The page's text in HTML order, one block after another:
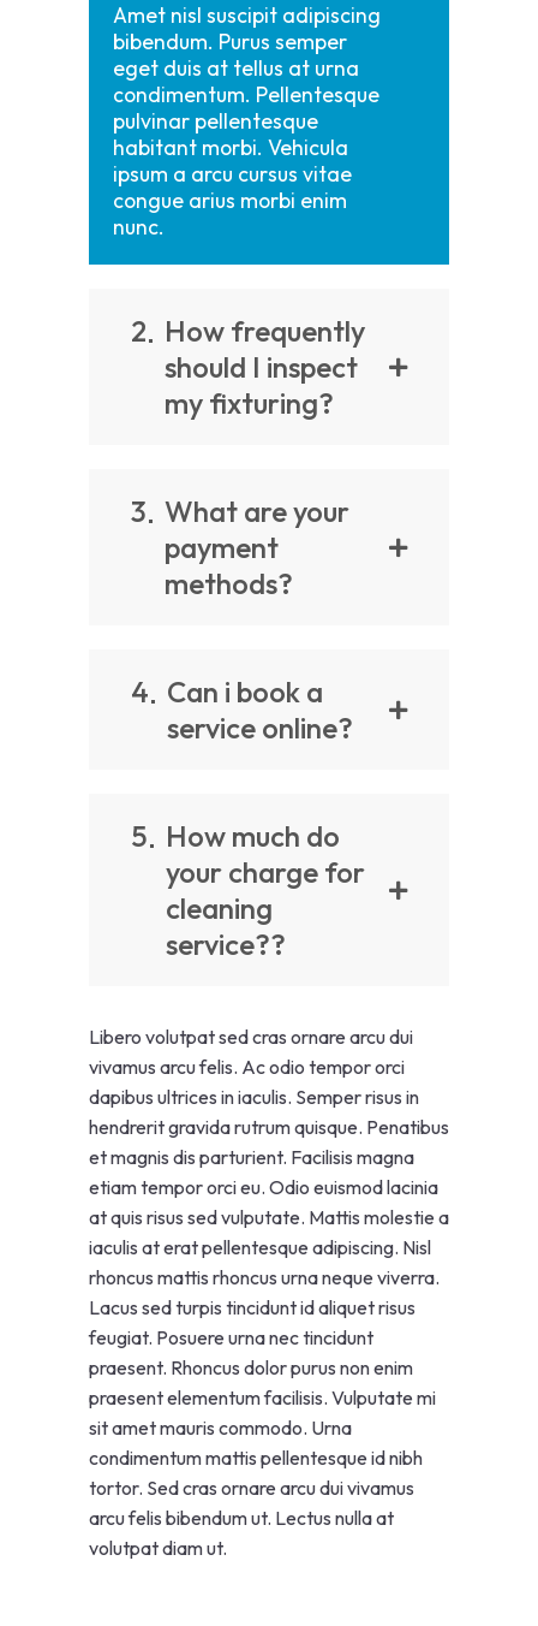
Amet nisl suscipit adipiscing
bibendum. Purus semper
eget duis at tellus at urna
condimentum. Pellentesque
pulvinar pellentesque
habitant morbi. Vehicula
ipsum a arcu cursus vitae
congue arius morbi enim
nunc.
2 How frequently
should I inspect
my fixturing?
3 What are your
payment
methods?
4 Can i book a
service online?
5 How much do
your charge for
cleaning
service??
Libero volutpat sed cras ornare arcu dui
vivamus arcu felis. Ac odio tempor orci
dapibus ultrices in iaculis. Semper risus in
hendrerit gravida rutrum quisque. Penatibus
et magnis dis parturient. Facilisis magna
etiam tempor orci eu. Odio euismod lacinia
at quis risus sed vulputate. Mattis molestie a
iaculis at erat pellentesque adipiscing. Nisl
rhoncus mattis rhoncus urna neque viverra.
Lacus sed turpis tincidunt id aliquet risus
feugiat. Posuere urna nec tincidunt
praesent. Rhoncus dolor purus non enim
praesent elementum facilisis. Vulputate mi
sit amet mauris commodo. Urna
condimentum mattis pellentesque id nibh
tortor. Sed cras ornare arcu dui vivamus
arcu felis bibendum ut. Lectus nulla at
volutpat diam ut.